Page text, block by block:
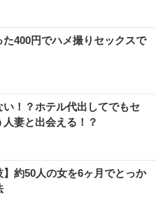
400円でハメ撮りセックスで
！？ホテル代出してでもセ
妻と出会える！？
】約50人の女を6ヶ月でとっか